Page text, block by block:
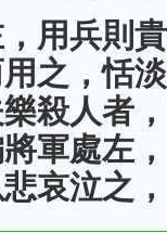
用兵則
之，恬
殺人者
軍處左
哀泣之